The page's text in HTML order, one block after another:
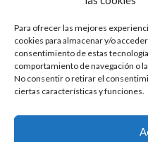
Para ofrecer las mejores
cookies para almacenar y/o
consentimiento de estas
comportamiento de navegación o
No consentir o retirar el
ciertas características y funciones.